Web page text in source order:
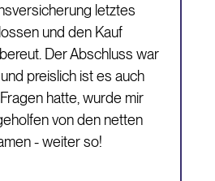
letztes
und den Kauf
Der Abschluss war
preislich ist es auch
hatte, wurde mir
von den netten
- weiter so!